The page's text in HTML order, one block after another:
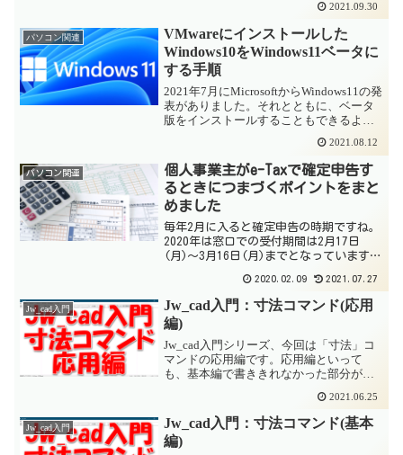
いる外部モニタ出力(RGBやHDMI)にプロ
ジェクターをつなぐパターン。...
2021.09.30
パソコン関連
VMwareにインストールした
Windows10をWindows11ベータに
する手順
2021年7月にMicrosoftからWindows11の発
表がありました。それとともに、ベータ
版をインストールすることもできるよう
ータ版にするのはちょっと恐いので、
VMWareにインストールしたWind...
2021.08.12
パソコン関連
個人事業主がe-Taxで確定申告す
るときにつまづくポイントをまと
めました
毎年2月に入ると確定申告の時期ですね。
2020年は窓口での受付期間は2月17日
(月)〜3月16日(月)までとなっています。
～午後5時が開庁時間で、土日祝は基本的
にお休みです。ただ、確定申告時期にな
ると...
2020.02.09 2021.07.27
Jw_cad入門
Jw_cad入門：寸法コマンド(応用
編)
Jw_cad入門シリーズ、今回は「寸法」コ
マンドの応用編です。応用編といって
も、基本編で書ききれなかった部分がメ
ください。寸法コマンドはあらかじめ設
定をしておく必要があります。以下のペ
ージをご参照ください...
2021.06.25
Jw_cad入門
Jw_cad入門：寸法コマンド(基本
編)